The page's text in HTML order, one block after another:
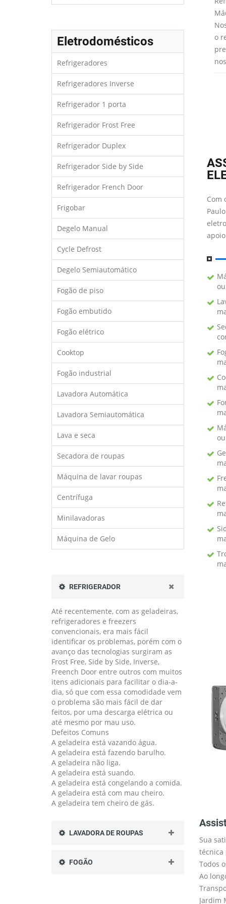
Eletrodomésticos
Refrigeradores
Refrigeradores Inverse
Refrigerador 1 porta
Refrigerador Frost Free
Refrigerador Duplex
Refrigerador Side by Side
Refrigerador French Door
Frigobar
Degelo Manual
Cycle Defrost
Degelo Semiautomático
Fogão de piso
Fogão embutido
Fogão elétrico
Cooktop
Fogão industrial
Lavadora Automática
Lavadora Semiautomática
Lava e seca
Secadora de roupas
Máquina de lavar roupas
Centrífuga
Minilavadoras
Máquina de Gelo
REFRIGERADOR
Até recentemente, com as geladeiras,
refrigeradores e freezers
convencionais, era mais fácil
identificar os problemas, porém com o
avanço das tecnologias surgiram as
Frost Free, Side by Side, Inverse,
Freench Door entre outros com muitos
itens adicionais para facilitar o dia-a-
dia, só que com essa comodidade vem
o problema são mais fácil de dar
feitos, por uma descarga elétrica ou
até mesmo por mau uso.
Defeitos Comuns
A geladeira está vazando água.
A geladeira está fazendo barulho.
A geladeira não liga.
A geladeira está suando.
A geladeira está congelando a comida.
A geladeira está com mau cheiro.
A geladeira tem cheiro de gás.
LAVADORA DE ROUPAS
FOGÃO
devem ser
refrigeradores com dispense de
externos.
o
Com
Sua
técnica
Todos
Ao
Jardim